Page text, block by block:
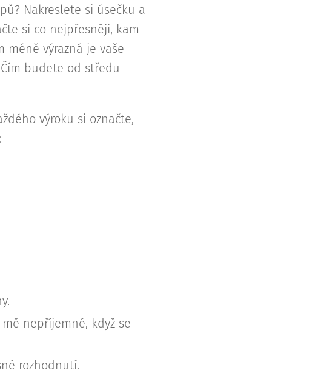
Nakreslete si úsečku a
si co nejpřesněji, kam
výrazná je vaše
budete od středu
výroku si označte,
nepříjemné, když se
rozhodnutí.